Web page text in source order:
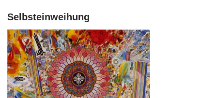
Selbsteinweihung